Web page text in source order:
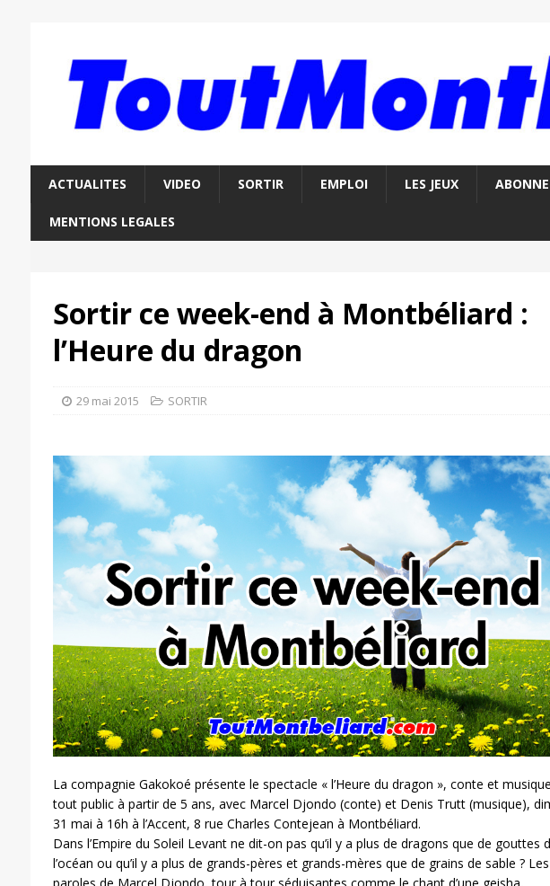
ACTUALITES VIDEO SORTIR EMPLOI LES JEUX
MENTIONS LEGALES
Sortir ce week-end à Montbéliard :
l’Heure du dragon
29 mai 2015 SORTIR
La compagnie Gakokoé présente le spectacle « l’Heure du dragon », conte et
tout public à partir de 5 ans, avec Marcel Djondo (conte) et Denis Trutt (musique),
31 mai à 16h à l’Accent, 8 rue Charles Contejean à Montbéliard.
Dans l’Empire du Soleil Levant ne dit-on pas qu’il y a plus de dragons que de gouttes
l’océan ou qu’il y a plus de grands-pères et grands-mères que de grains de sable ? Les